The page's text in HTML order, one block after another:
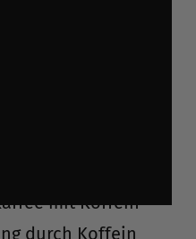
mit Koffein
durch Koffein